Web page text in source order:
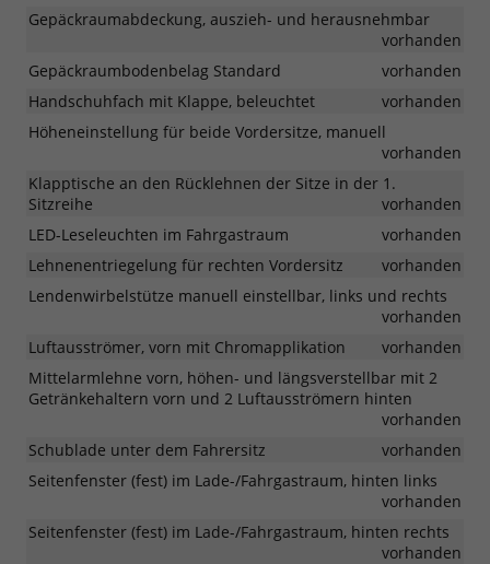
Gepäckraumabdeckung, auszieh- und herausnehmbar
vorhanden
Gepäckraumbodenbelag Standard
vorhanden
Handschuhfach mit Klappe, beleuchtet
vorhanden
Höheneinstellung für beide Vordersitze, manuell
vorhanden
Klapptische an den Rücklehnen der Sitze in der 1.
Sitzreihe
vorhanden
LED-Leseleuchten im Fahrgastraum
vorhanden
Lehnenentriegelung für rechten Vordersitz
vorhanden
Lendenwirbelstütze manuell einstellbar, links und rechts
vorhanden
Luftausströmer, vorn mit Chromapplikation
vorhanden
Mittelarmlehne vorn, höhen- und längsverstellbar mit 2
Getränkehaltern vorn und 2 Luftausströmern hinten
vorhanden
Schublade unter dem Fahrersitz
vorhanden
Seitenfenster (fest) im Lade-/Fahrgastraum, hinten links
vorhanden
Seitenfenster (fest) im Lade-/Fahrgastraum, hinten rechts
vorhanden